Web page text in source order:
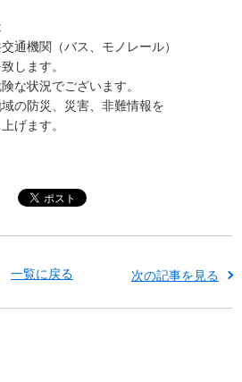
通機関（バス、モノレール）
します。
な状況でございます。
の防災、災害、非難情報を
げます。
一覧に戻る 次の記事を見る